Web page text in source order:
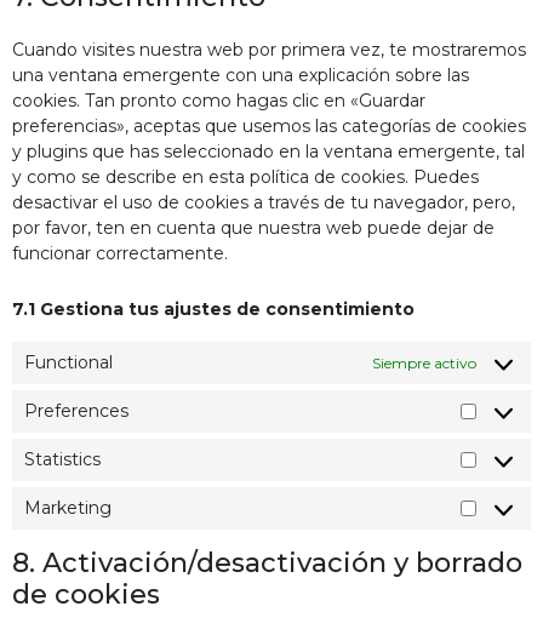
Cuando visites nuestra web por primera vez, te mostraremos
una ventana emergente con una explicación sobre las
cookies. Tan pronto como hagas clic en «Guardar
preferencias», aceptas que usemos las categorías de cookies
y plugins que has seleccionado en la ventana emergente, tal
y como se describe en esta política de cookies. Puedes
desactivar el uso de cookies a través de tu navegador, pero,
por favor, ten en cuenta que nuestra web puede dejar de
funcionar correctamente.
7.1 Gestiona tus ajustes de consentimiento
Functional Siempre activo
Preferences
Statistics
Marketing
8. Activación/desactivación y borrado
de cookies